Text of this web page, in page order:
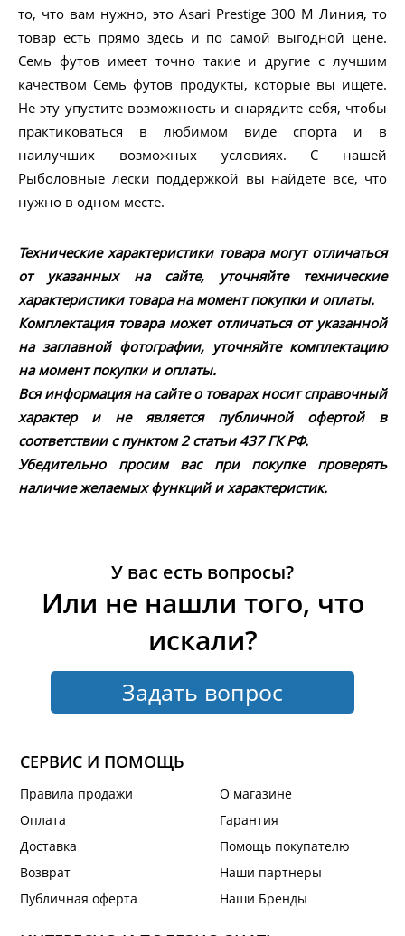
то, что вам нужно, это Asari Prestige 300 M Линия, то
товар есть прямо здесь и по самой выгодной цене.
Семь футов имеет точно такие и другие с лучшим
качеством Семь футов продукты, которые вы ищете.
Не эту упустите возможность и снарядите себя, чтобы
практиковаться в любимом виде спорта и в
наилучших возможных условиях. С нашей
Рыболовные лески поддержкой вы найдете все, что
нужно в одном месте.
Технические характеристики товара могут отличаться
от указанных на сайте, уточняйте технические
характеристики товара на момент покупки и оплаты.
Комплектация товара может отличаться от указанной
на заглавной фотографии, уточняйте комплектацию
на момент покупки и оплаты.
Вся информация на сайте о товарах носит справочный
характер и не является публичной офертой в
соответствии с пунктом 2 статьи 437 ГК РФ.
Убедительно просим вас при покупке проверять
наличие желаемых функций и характеристик.
У вас есть вопросы?
Или не нашли того, что
искали?
Задать вопрос
СЕРВИС И ПОМОЩЬ
Правила продажи
Оплата
Доставка
Возврат
Публичная оферта
О магазине
Гарантия
Помощь покупателю
Наши партнеры
Наши Бренды